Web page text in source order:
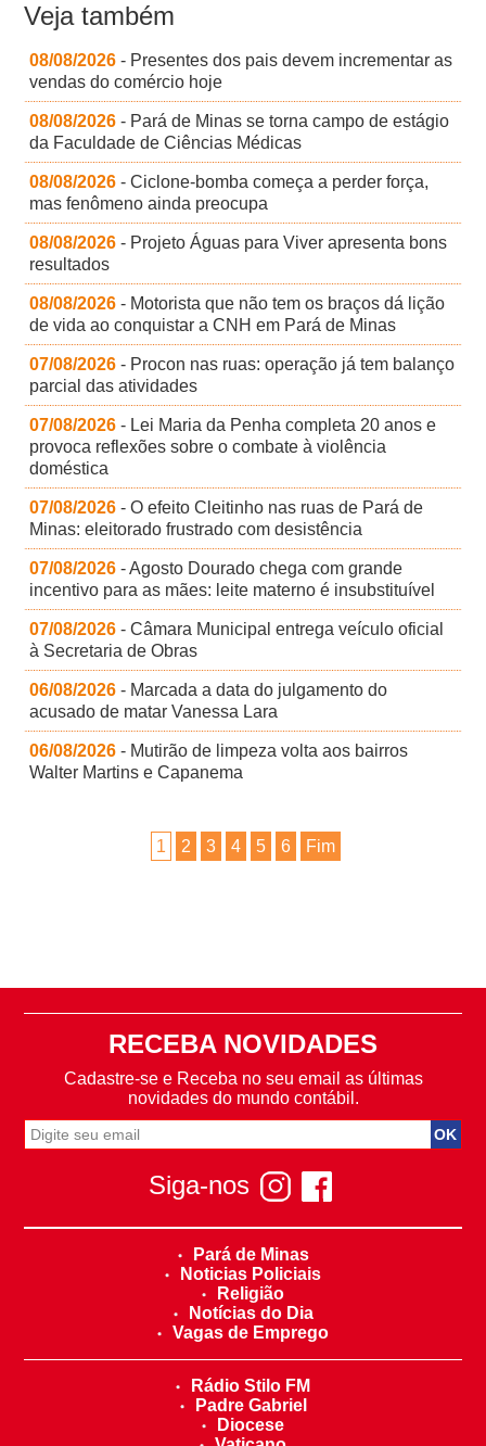
Veja também
08/08/2026 - Presentes dos pais devem incrementar as
vendas do comércio hoje
08/08/2026 - Pará de Minas se torna campo de estágio
da Faculdade de Ciências Médicas
08/08/2026 - Ciclone-bomba começa a perder força,
mas fenômeno ainda preocupa
08/08/2026 - Projeto Águas para Viver apresenta bons
resultados
08/08/2026 - Motorista que não tem os braços dá lição
de vida ao conquistar a CNH em Pará de Minas
07/08/2026 - Procon nas ruas: operação já tem balanço
parcial das atividades
07/08/2026 - Lei Maria da Penha completa 20 anos e
provoca reflexões sobre o combate à violência
doméstica
07/08/2026 - O efeito Cleitinho nas ruas de Pará de
Minas: eleitorado frustrado com desistência
07/08/2026 - Agosto Dourado chega com grande
incentivo para as mães: leite materno é insubstituível
07/08/2026 - Câmara Municipal entrega veículo oficial
à Secretaria de Obras
06/08/2026 - Marcada a data do julgamento do
acusado de matar Vanessa Lara
06/08/2026 - Mutirão de limpeza volta aos bairros
Walter Martins e Capanema
1 2 3 4 5 6 Fim
RECEBA NOVIDADES
Cadastre-se e Receba no seu email as últimas
novidades do mundo contábil.
Siga-nos
Pará de Minas
Noticias Policiais
Religião
Notícias do Dia
Vagas de Emprego
Rádio Stilo FM
Padre Gabriel
Diocese